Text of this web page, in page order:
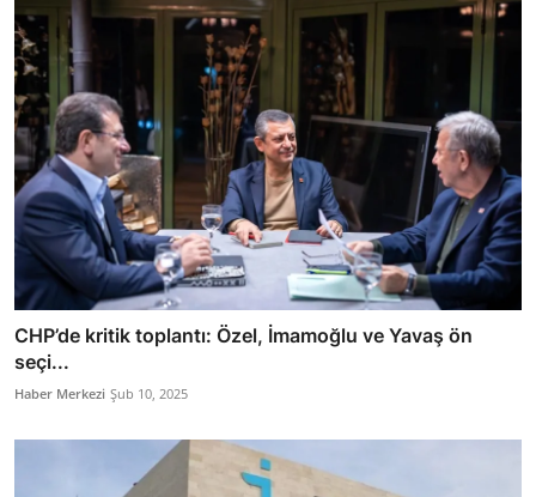
CHP’de kritik toplantı: Özel, İmamoğlu ve Yavaş ön
seçi...
Haber Merkezi Şub 10, 2025